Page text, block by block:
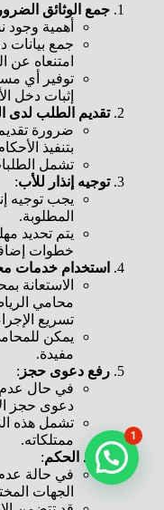
جمع الوثائق
أهمية
جمع بيانات
امتنعاه عن
توفير أي
إثبات دخل
تقديم الطلب لدى
ضرورة
بتنفيذ
تشمل
توجيه إنذار للأب:
يجب توجيه
المطلوبة.
يتم تحديد
خطوات
استخدام خدمات
الاستعانة
محامي
تسريع
يمكن
مفيدة.
رفع دعوى حجز :
في حال عدم
دعوى حجز
تشمل هذه
ممتلكاته.
تنفيذ الحكم:
في حالة عدم
الجهات
1